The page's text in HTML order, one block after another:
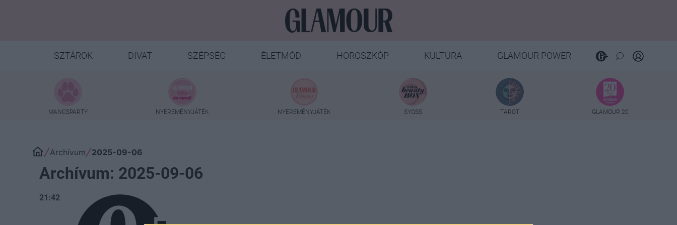
SZTÁROK DIVAT SZÉPSÉG ÉLETMÓD HOROSZKÓP KULTÚRA GLAMOUR POWER
MANCSPARTY NYEREMÉNYJÁTÉK NYEREMÉNYJÁTÉK SYOSS TAROT GLAMOUR 20
Archívum 2025-09-06
Archívum: 2025-09-06
21:42